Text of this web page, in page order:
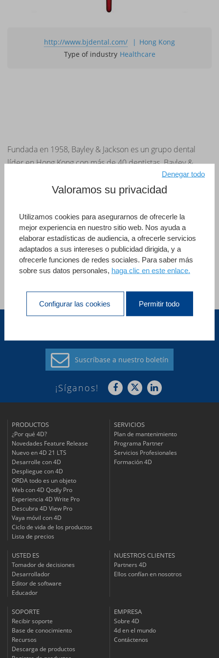
http://www.bjdental.com/
Hong Kong
Type of industry Healthcare
Fundada en 1958, Bayley & Jackson es un grupo dental
líder en Hong Kong con más de 40 dentistas. Bayley &
Jackson utiliza 4D para la gestión de más de un cuarto de
millón de pacientes en cuanto a CRM, reservas, facturación
WAN. Por otra parte, Bayley & Jackson ha incorporado 4D
en sus normas ISO9001 para ofrecer un servicio de alta
calidad, consistente y excepcional a sus pacientes.
Ver todas las referencias
Suscríbase a nuestro boletín
¡Síganos!
PRODUCTOS
¿Por qué 4D?
Novedades Feature Release
Nuevo en 4D 21 LTS
Desarrolle con 4D
Despliegue con 4D
ORDA todo es un objeto
Web con 4D Qodly Pro
Experiencia 4D Write Pro
Descubra 4D View Pro
Vaya móvil con 4D
Ciclo de vida de los productos
Lista de precios
SERVICIOS
Plan de mantenimiento
Programa Partner
Servicios Profesionales
Formación 4D
USTED ES
Tomador de decisiones
Desarrollador
Editor de software
Educador
NUESTROS CLIENTES
Partners 4D
Ellos confían en nosotros
SOPORTE
Recibir soporte
Base de conocimiento
Recursos
Descarga de productos
EMPRESA
Sobre 4D
4d en el mundo
Contáctenos
Valoramos su privacidad
Utilizamos cookies para asegurarnos de ofrecerle la
mejor experiencia en nuestro sitio web. Nos ayuda a
elaborar estadísticas de audiencia, a ofrecerle servicios
adaptados a sus intereses o publicidad dirigida, y a
ofrecerle funciones de redes sociales. Para saber más
sobre sus datos personales, haga clic en este enlace.
Configurar las cookies Permitir todo
Denegar todo